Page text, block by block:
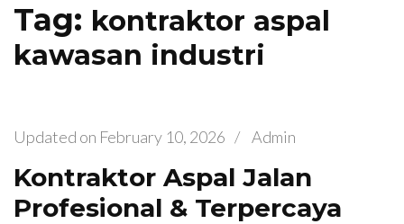
Tag: kontraktor aspal
kawasan industri
Updated on February 10, 2026 / Admin
Kontraktor Aspal Jalan
Profesional & Terpercaya